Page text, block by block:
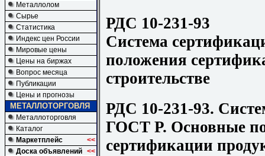
Металлолом
Сырье
Статистика
Индекс цен России
Мировые цены
Цены на биржах
Вопрос месяца
Публикации
Цены и прогнозы
МЕТАЛЛОТОРГОВЛЯ
Металлоторговля
Каталог
Маркетплейс
<<
Доска объявлений <<
РДС 10-231-93
Система
положения
строительстве
РДС 10-231-93.
ГОСТ Р. Основные
сертификации